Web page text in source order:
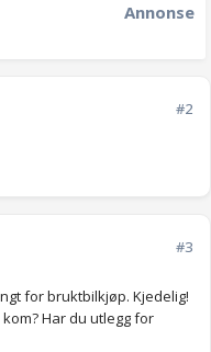
Annonse
#2
#3
for bruktbilkjøp. Kjedelig!
Har du utlegg for